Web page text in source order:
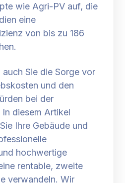
wie Agri-PV auf, die
eine
von bis zu 186
Sie die Sorge vor
und den
bei der
diesem Artikel
Ihre Gebäude und
hochwertige
rentable, zweite
verwandeln. Wir